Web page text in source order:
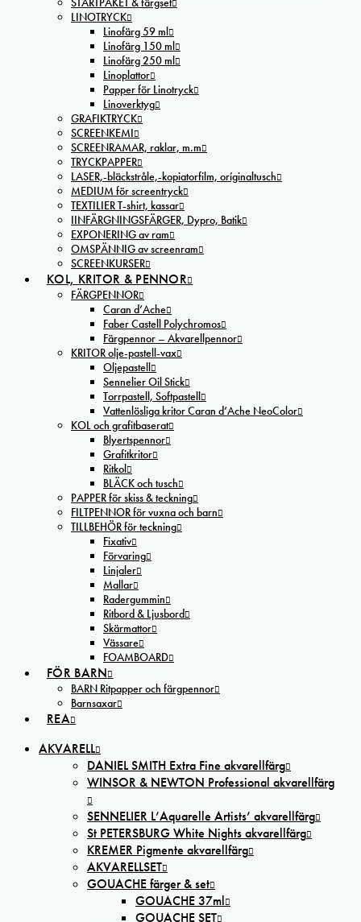
LINOTRYCK
Linofärg 59 ml
Linofärg 150 ml
Linofärg 250 ml
Linoplattor
Papper för Linotryck
Linoverktyg
GRAFIKTRYCK
SCREENKEMI
SCREENRAMAR, raklar, m.m
TRYCKPAPPER
LASER,-bläckstråle,-kopiatorfilm, oríginaltusch
MEDIUM för screentryck
TEXTILIER T-shirt, kassar
IINFÄRGNINGSFÄRGER, Dypro, Batik
EXPONERING av ram
OMSPÄNNIG av screenram
SCREENKURSER
KOL, KRITOR & PENNOR
FÄRGPENNOR
Caran d’Ache
Faber Castell Polychromos
Färgpennor – Akvarellpennor
KRITOR olje-pastell-vax
Oljepastell
Sennelier Oil Stick
Torrpastell, Softpastell
Vattenlösliga kritor Caran d’Ache NeoColor
KOL och grafitbaserat
Blyertspennor
Grafitkritor
Ritkol
BLÄCK och tusch
PAPPER för skiss & teckning
FILTPENNOR för vuxna och barn
TILLBEHÖR för teckning
Fixativ
Förvaring
Linjaler
Mallar
Radergummin
Ritbord & Ljusbord
Skärmattor
Vässare
FOAMBOARD
FÖR BARN
BARN Ritpapper och färgpennor
Barnsaxar
REA
AKVARELL
DANIEL SMITH Extra Fine akvarellfärg
WINSOR & NEWTON Professional akvarellfärg
SENNELIER L’Aquarelle Artists’ akvarellfärg
St PETERSBURG White Nights akvarellfärg
KREMER Pigmente akvarellfärg
AKVARELLSET
GOUACHE färger & set
GOUACHE 37ml
GOUACHE SET